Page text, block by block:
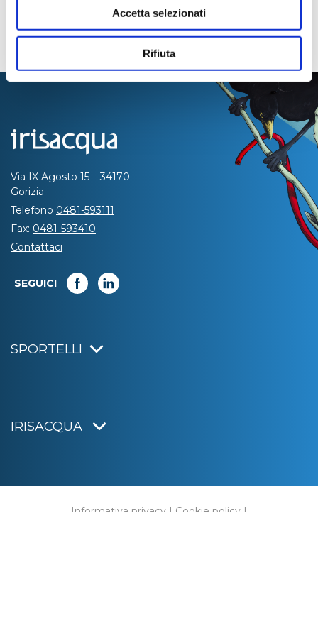
Accetta selezionati
Rifiuta
Via IX Agosto 15 – 34170
Gorizia
Telefono 0481-593111
Fax: 0481-593410
Contattaci
SEGUICI
SPORTELLI
IRISACQUA
Informativa privacy | Cookie policy |